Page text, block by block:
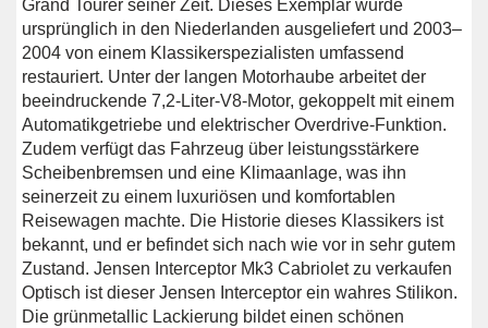
Grand Tourer seiner Zeit. Dieses Exemplar wurde
ursprünglich in den Niederlanden ausgeliefert und 2003–
2004 von einem Klassikerspezialisten umfassend
restauriert. Unter der langen Motorhaube arbeitet der
beeindruckende 7,2-Liter-V8-Motor, gekoppelt mit einem
Automatikgetriebe und elektrischer Overdrive-Funktion.
Zudem verfügt das Fahrzeug über leistungsstärkere
Scheibenbremsen und eine Klimaanlage, was ihn
seinerzeit zu einem luxuriösen und komfortablen
Reisewagen machte. Die Historie dieses Klassikers ist
bekannt, und er befindet sich nach wie vor in sehr gutem
Zustand. Jensen Interceptor Mk3 Cabriolet zu verkaufen
Optisch ist dieser Jensen Interceptor ein wahres Stilikon.
Die grünmetallic Lackierung bildet einen schönen